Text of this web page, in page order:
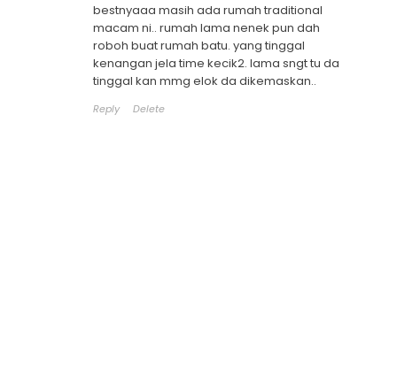
bestnyaaa masih ada rumah traditional
macam ni.. rumah lama nenek pun dah
roboh buat rumah batu. yang tinggal
kenangan jela time kecik2. lama sngt tu da
tinggal kan mmg elok da dikemaskan..
Reply Delete